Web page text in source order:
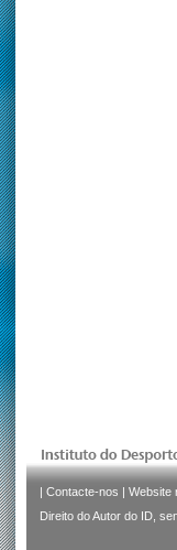
| Contacte-nos | Website
Direito do Autor do ID,